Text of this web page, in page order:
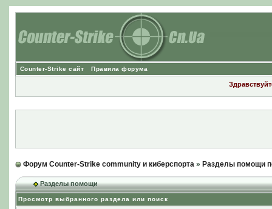
Counter-Strike сайт Правила форума
Форум Counter-Strike community и киберспорта» Разделы помощи
Разделы помощи
Просмотр выбранного раздела или поиск